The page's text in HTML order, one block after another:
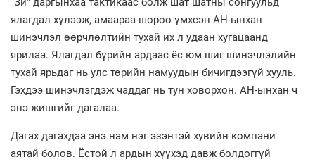
ялагдал хүлээж, амаараа шороо үмхсэн АН-ынхан
шинэчлэл өөрчлөлтийн тухай их л удаан хугацаанд
ярилаа. Ялагдал бүрийн ардаас ёс юм шиг шинэчлэлийн
тухай ярьдаг нь улс төрийн намуудын бичигдээгүй хууль.
Гэхдээ шинэчлэгдэж чаддаг нь тун ховорхон. АН-ынхан ч
энэ жишгийг дагалаа.
Дагах дагахдаа энэ нам нэг эзэнтэй хувийн компани
аятай болов. Ёстой л ардын хүүхэд давж болдоггүй